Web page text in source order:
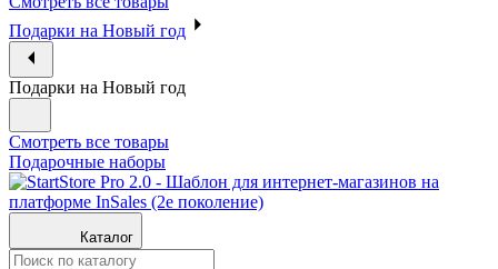
Подарки на Новый год
Подарки на Новый год
Смотреть все товары
Подарочные наборы
Каталог